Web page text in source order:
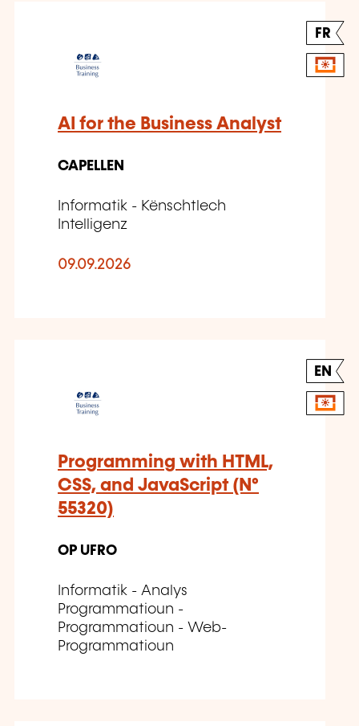
FR
AI for the Business Analyst
CAPELLEN
Informatik - Kënschtlech
Intelligenz
09.09.2026
EN
Programming with HTML,
CSS, and JavaScript (N°
55320)
OP UFRO
Informatik - Analys
Programmatioun -
Programmatioun - Web-
Programmatioun